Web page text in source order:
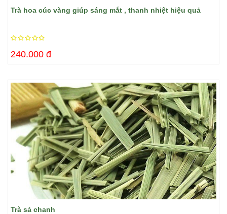
Trà hoa cúc vàng giúp sáng mắt , thanh nhiệt hiệu quả
240.000 đ
Trà sả chanh